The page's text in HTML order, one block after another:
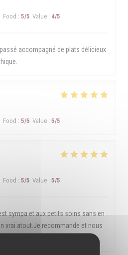
Food : 5/5 Value : 4/5
accompagné de plats délicieux
Food : 5/5 Value : 5/5
Food : 5/5 Value : 5/5
sympa et aux petits soins sans en
vrai atout.Je recommande et nous